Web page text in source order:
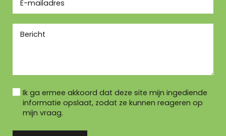
Ik ga ermee akkoord dat deze site mijn ingediende
informatie opslaat, zodat ze kunnen reageren op
mijn vraag.